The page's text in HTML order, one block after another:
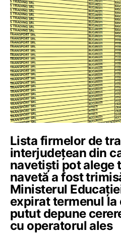
Lista firmelor de
interjudețean din
navetiști pot alege
navetă a fost
Ministerul
expirat termenul la
putut depune
cu operatorul ales